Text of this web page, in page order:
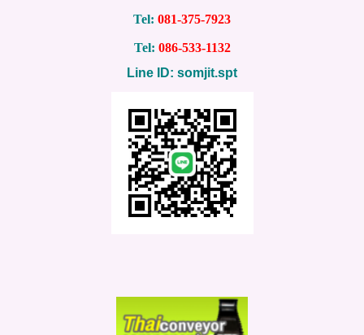
Tel: 081-375-7923
Tel: 086-533-1132
Line ID: somjit.spt